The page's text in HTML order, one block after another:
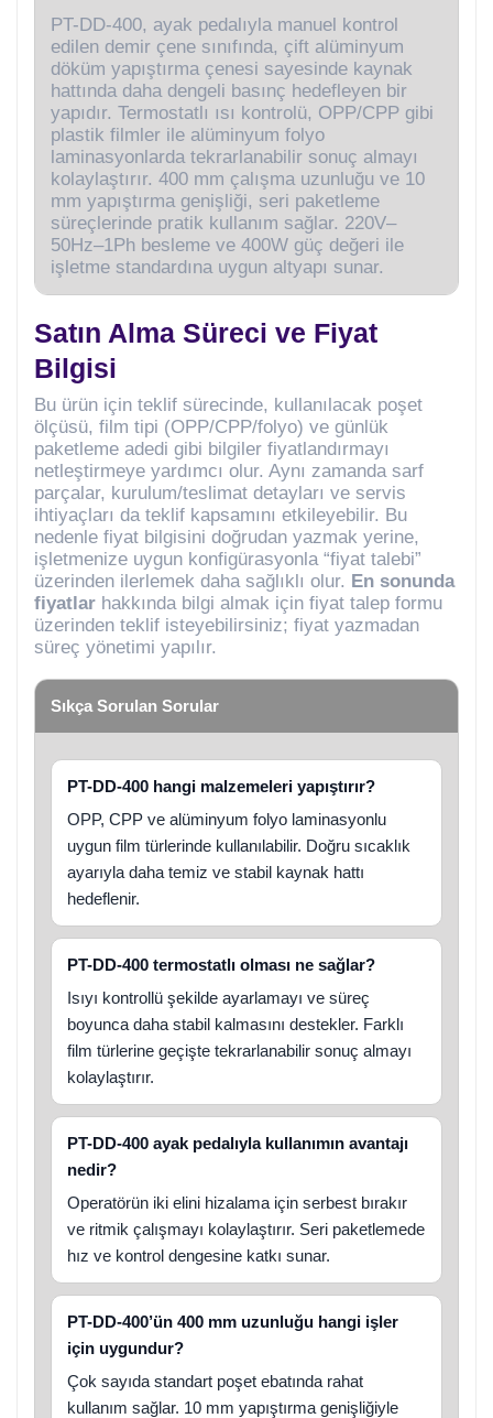
PT-DD-400, ayak pedalıyla manuel kontrol
edilen demir çene sınıfında, çift alüminyum
döküm yapıştırma çenesi sayesinde kaynak
hattında daha dengeli basınç hedefleyen bir
yapıdır. Termostatlı ısı kontrolü, OPP/CPP gibi
plastik filmler ile alüminyum folyo
laminasyonlarda tekrarlanabilir sonuç almayı
kolaylaştırır. 400 mm çalışma uzunluğu ve 10
mm yapıştırma genişliği, seri paketleme
süreçlerinde pratik kullanım sağlar. 220V–
50Hz–1Ph besleme ve 400W güç değeri ile
işletme standardına uygun altyapı sunar.
Satın Alma Süreci ve Fiyat
Bilgisi
Bu ürün için teklif sürecinde, kullanılacak poşet
ölçüsü, film tipi (OPP/CPP/folyo) ve günlük
paketleme adedi gibi bilgiler fiyatlandırmayı
netleştirmeye yardımcı olur. Aynı zamanda sarf
parçalar, kurulum/teslimat detayları ve servis
ihtiyaçları da teklif kapsamını etkileyebilir. Bu
nedenle fiyat bilgisini doğrudan yazmak yerine,
işletmenize uygun konfigürasyonla “fiyat talebi”
üzerinden ilerlemek daha sağlıklı olur. En sonunda
fiyatlar hakkında bilgi almak için fiyat talep formu
üzerinden teklif isteyebilirsiniz; fiyat yazmadan
süreç yönetimi yapılır.
Sıkça Sorulan Sorular
PT-DD-400 hangi malzemeleri yapıştırır?
OPP, CPP ve alüminyum folyo laminasyonlu
uygun film türlerinde kullanılabilir. Doğru sıcaklık
ayarıyla daha temiz ve stabil kaynak hattı
hedeflenir.
PT-DD-400 termostatlı olması ne sağlar?
Isıyı kontrollü şekilde ayarlamayı ve süreç
boyunca daha stabil kalmasını destekler. Farklı
film türlerine geçişte tekrarlanabilir sonuç almayı
kolaylaştırır.
PT-DD-400 ayak pedalıyla kullanımın avantajı
nedir?
Operatörün iki elini hizalama için serbest bırakır
ve ritmik çalışmayı kolaylaştırır. Seri paketlemede
hız ve kontrol dengesine katkı sunar.
PT-DD-400’ün 400 mm uzunluğu hangi işler
için uygundur?
Çok sayıda standart poşet ebatında rahat
kullanım sağlar. 10 mm yapıştırma genişliğiyle